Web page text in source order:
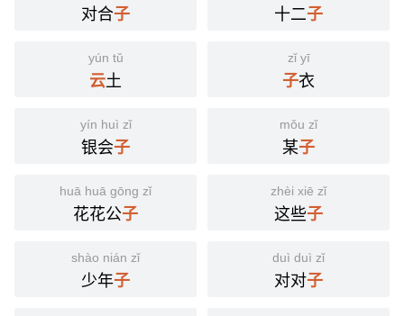
对合子 十二子
yún tǔ
云土
zǐ yī
子衣
yín huì zǐ
银会子
mǒu zǐ
某子
huā huā gōng zǐ
花花公子
zhèi xiē zǐ
这些子
shào nián zǐ
少年子
duì duì zǐ
对对子